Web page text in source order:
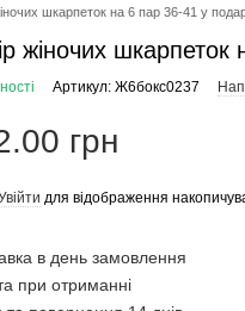
шкарпеток на 6 пар 36-41 у
жіночих шкарпеток
Артикул: Ж6бокс0237
грн
для відображення
в день замовлення
при отриманні